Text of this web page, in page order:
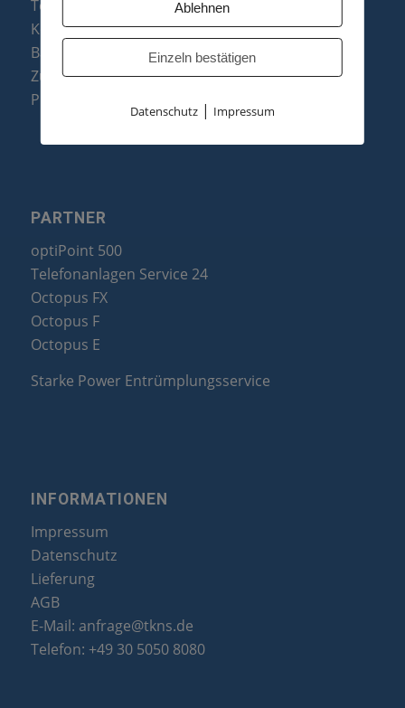
Telefone
Konftel Konferenztelefone
Baugruppen
Zubehör & Ersatzteile
Produktzusammenfassung
PARTNER
optiPoint 500
Telefonanlagen Service 24
Octopus FX
Octopus F
Octopus E
Starke Power Entrümplungsservice
INFORMATIONEN
Impressum
Datenschutz
Lieferung
AGB
E-Mail: anfrage@tkns.de
Telefon: +49 30 5050 8080
Ablehnen
Einzeln bestätigen
Datenschutz| Impressum